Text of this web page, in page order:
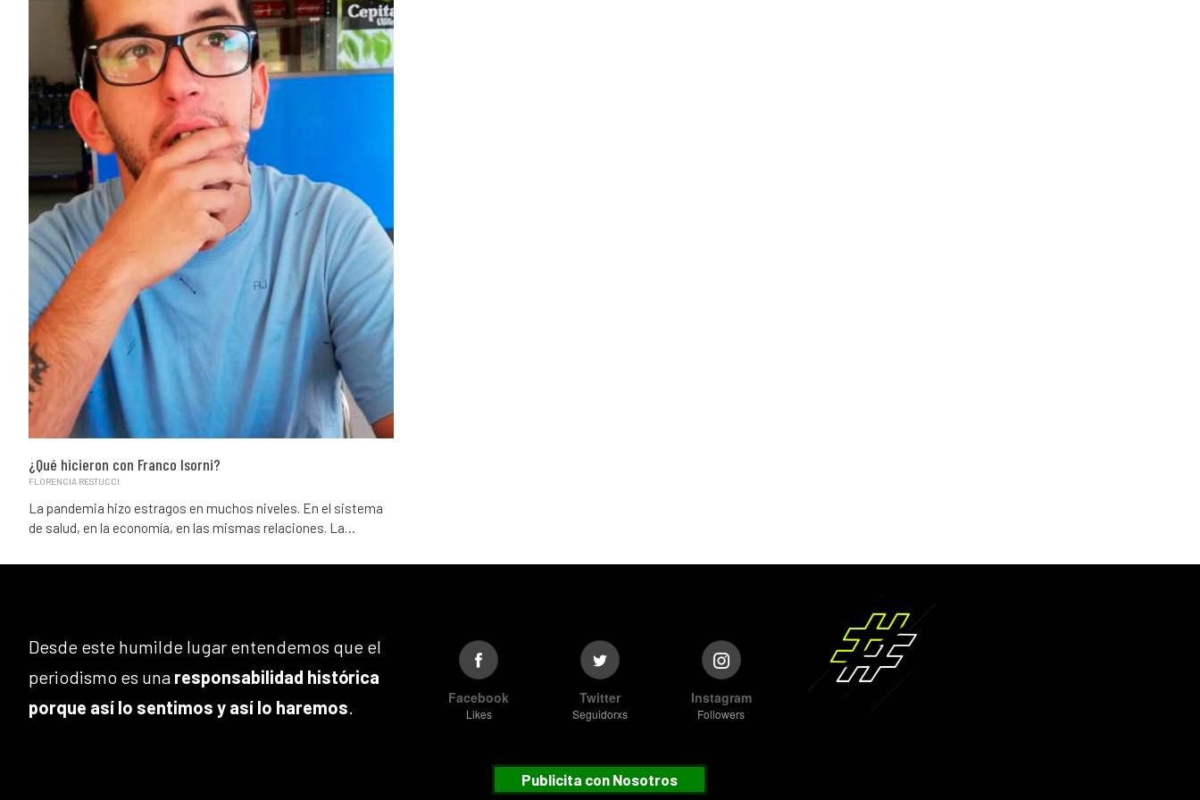
¿Qué hicieron con Franco Isorni?
FLORENCIA RESTUCCI
La pandemia hizo estragos en muchos niveles. En el sistema
de salud, en la economía, en las mismas relaciones. La…
Desde este humilde lugar entendemos que el
periodismo es una responsabilidad histórica
porque así lo sentimos y así lo haremos
Facebook
Likes
Twitter
Seguidorxs
Instagram
Followers
Publicita con Nosotros